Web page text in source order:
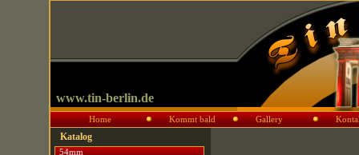
www.tin-berlin.de
Home Kommt bald Gallery
Katalog
54mm